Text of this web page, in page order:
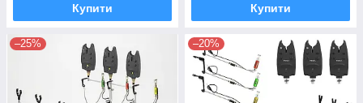
Купити Купити
–25% –20%